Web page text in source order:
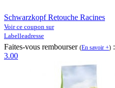
Schwarzkopf Retouche Racines
Voir ce coupon sur
Labelleadresse
Faites-vous rembourser (En savoir +) :
3.00